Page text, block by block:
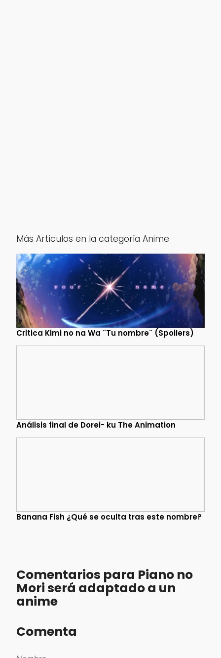
Más Artículos en la categoría Anime
Critica Kimi no na Wa ¨Tu nombre¨ (Spoilers)
Análisis final de Dorei- ku The Animation
Banana Fish ¿Qué se oculta tras este nombre?
Comentarios para Piano no
Mori será adaptado a un
anime
Comenta